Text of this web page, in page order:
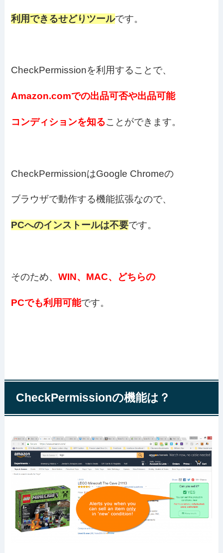
利用できるせどりツールです。
CheckPermissionを利用することで、
Amazon.comでの出品可否や出品可能
コンディションを知ることができます。
CheckPermissionはGoogle Chromeの
ブラウザで動作する機能拡張なので、
PCへのインストールは不要です。
そのため、WIN、MAC、どちらの
PCでも利用可能です。
CheckPermissionの機能は？